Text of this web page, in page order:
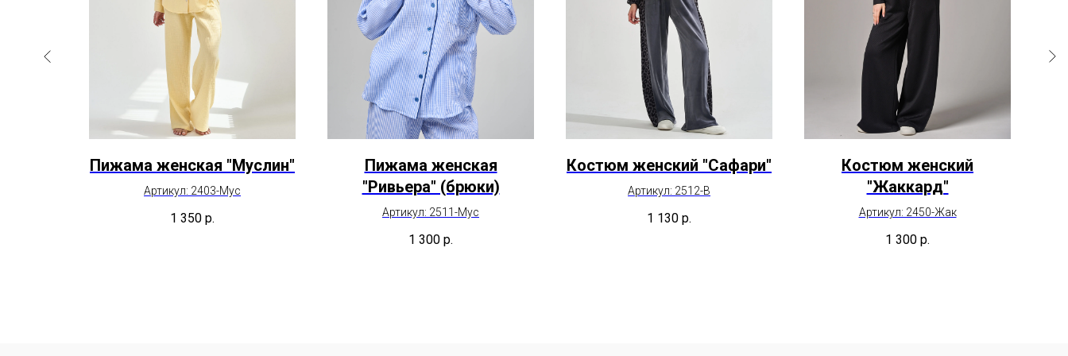
Пижама женская "Муслин"
Артикул: 2403-Мус
1 350 р.
Пижама женская
"Ривьера" (брюки)
Артикул: 2511-Мус
1 300 р.
Костюм женский "Сафари"
Артикул: 2512-В
1 130 р.
Костюм женский
"Жаккард"
Артикул: 2450-Жак
1 300 р.